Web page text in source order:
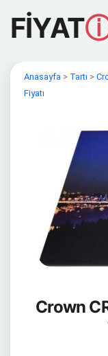
FİYAT
Anasayfa > Tartı >
Fiyatı
Crown